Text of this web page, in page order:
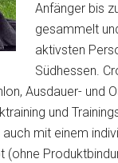
Anfänger bis
gesammelt
aktivsten
Südhessen.
Ausdauer- und
und
mit einem
(ohne